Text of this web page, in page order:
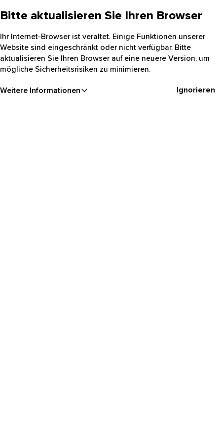
Bitte aktualisieren Sie Ihren Browser
Ihr Internet-Browser ist veraltet. Einige Funktionen unserer
Website sind eingeschränkt oder nicht verfügbar. Bitte
aktualisieren Sie Ihren Browser auf eine neuere Version, um
mögliche Sicherheitsrisiken zu minimieren.
Weitere Informationen Ignorieren